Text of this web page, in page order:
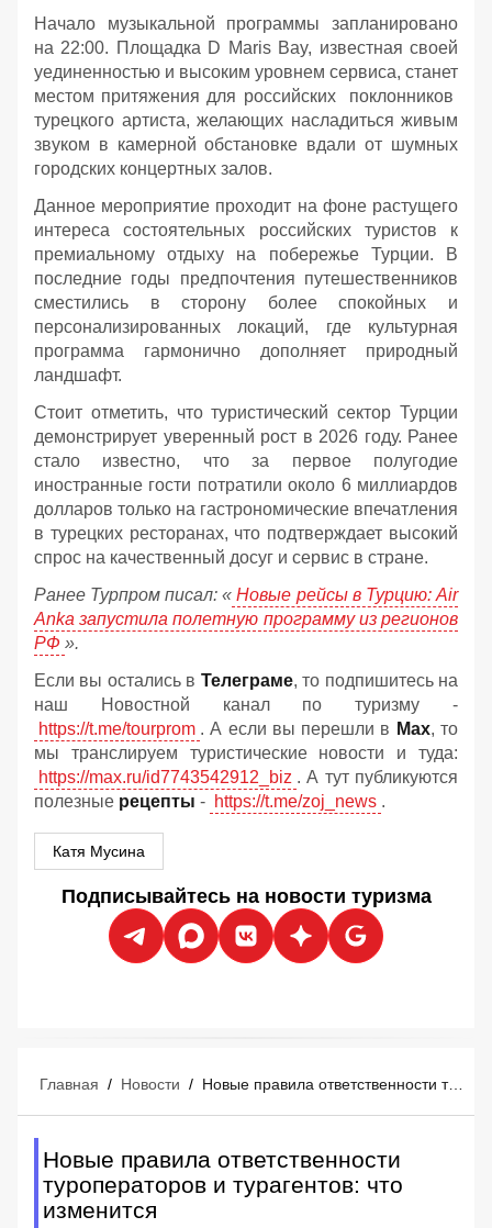
Начало музыкальной программы запланировано
на 22:00. Площадка D Maris Bay, известная своей
уединенностью и высоким уровнем сервиса, станет
местом притяжения для российских поклонников
турецкого артиста, желающих насладиться живым
звуком в камерной обстановке вдали от шумных
городских концертных залов.
Данное мероприятие проходит на фоне растущего
интереса состоятельных российских туристов к
премиальному отдыху на побережье Турции. В
последние годы предпочтения путешественников
сместились в сторону более спокойных и
персонализированных локаций, где культурная
программа гармонично дополняет природный
ландшафт.
Стоит отметить, что туристический сектор Турции
демонстрирует уверенный рост в 2026 году. Ранее
стало известно, что за первое полугодие
иностранные гости потратили около 6 миллиардов
долларов только на гастрономические впечатления
в турецких ресторанах, что подтверждает высокий
спрос на качественный досуг и сервис в стране.
Ранее Турпром писал: « Новые рейсы в Турцию: Air
Anka запустила полетную программу из регионов
РФ ».
Если вы остались в Телеграме, то подпишитесь на
наш Новостной канал по туризму -
https://t.me/tourprom . А если вы перешли в Мах, то
мы транслируем туристические новости и туда:
https://max.ru/id7743542912_biz . А тут публикуются
полезные рецепты - https://t.me/zoj_news .
Катя Мусина
Подписывайтесь на новости туризма
Главная / Новости / Новые правила ответственности туроператоров и турагентов: что изменится
Новые правила ответственности
туроператоров и турагентов: что
изменится